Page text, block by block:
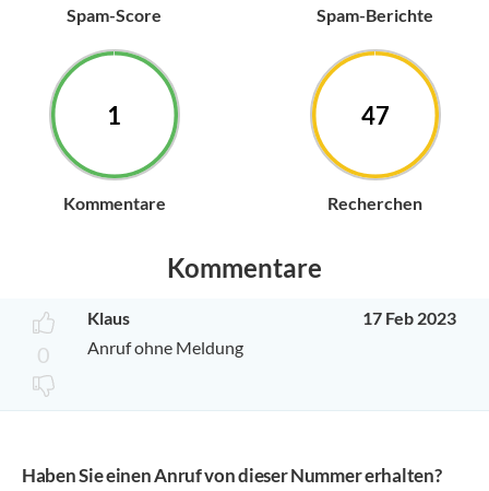
Spam-Score Spam-Berichte
1
Kommentare
47
Recherchen
Kommentare
0
Klaus
17 Feb 2023
Anruf ohne Meldung
Haben Sie einen Anruf von dieser Nummer erhalten?